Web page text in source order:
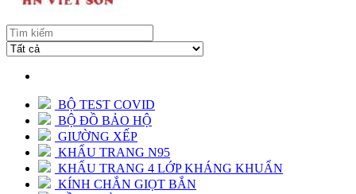
BỘ TEST COVID
BỘ ĐỒ BẢO HỘ
GIƯỜNG XẾP
KHẨU TRANG N95
KHẨU TRANG 4 LỚP KHÁNG KHUẨN
KÍNH CHẮN GIỌT BẮN